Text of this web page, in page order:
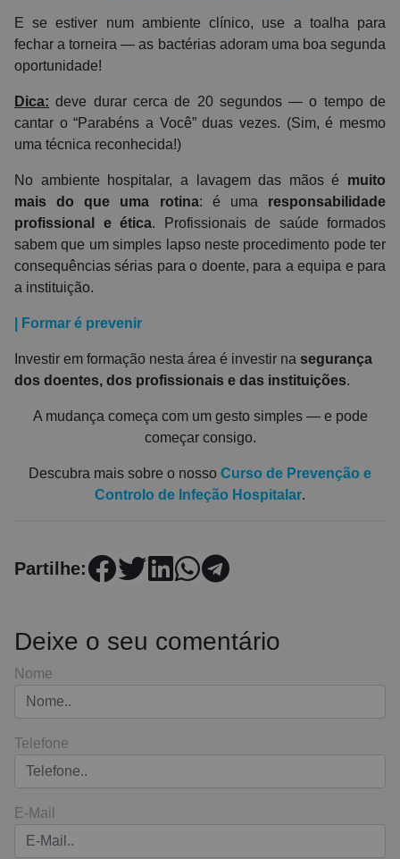
E se estiver num ambiente clínico, use a toalha para
fechar a torneira — as bactérias adoram uma boa segunda
oportunidade!
Dica: deve durar cerca de 20 segundos — o tempo de
cantar o “Parabéns a Você” duas vezes. (Sim, é mesmo
uma técnica reconhecida!)
No ambiente hospitalar, a lavagem das mãos é muito
mais do que uma rotina: é uma responsabilidade
profissional e ética. Profissionais de saúde formados
sabem que um simples lapso neste procedimento pode ter
consequências sérias para o doente, para a equipa e para
a instituição.
| Formar é prevenir
Investir em formação nesta área é investir na segurança
dos doentes, dos profissionais e das instituições.
A mudança começa com um gesto simples — e pode
começar consigo.
Descubra mais sobre o nosso Curso de Prevenção e
Controlo de Infeção Hospitalar.
Partilhe:
Deixe o seu comentário
Nome
Telefone
E-Mail